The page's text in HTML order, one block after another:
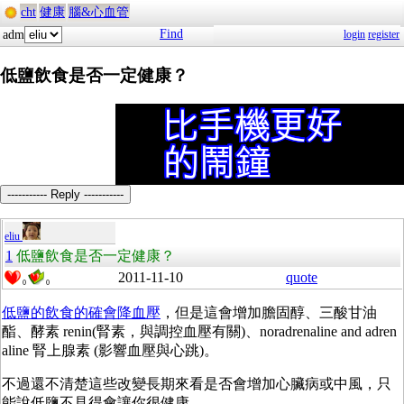
cht 健康 腦&心血管
adm
Find login register
低鹽飲食是否一定健康？
----------- Reply -----------
eliu
1 低鹽飲食是否一定健康？
0 0 2011-11-10 quote
低鹽的飲食的確會降血壓 ，但是這會增加膽固醇、三酸甘油
酯、酵素 renin(腎素，與調控血壓有關)、noradrenaline and adren
aline 腎上腺素 (影響血壓與心跳)。
不過還不清楚這些改變長期來看是否會增加心臟病或中風，只